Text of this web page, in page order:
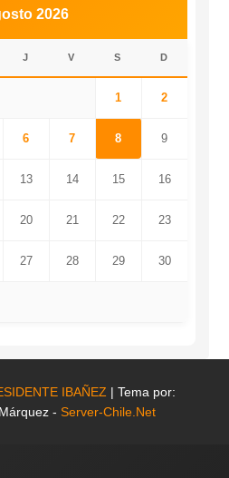
2026
J V S D
1 2
6 7 8 9
13 14 15 16
20 21 22 23
27 28 29 30
IBAÑEZ | Tema por:
- Server-Chile.Net